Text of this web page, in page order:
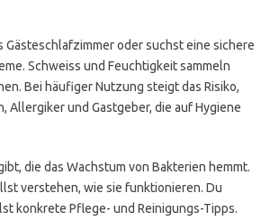
oder suchst eine sichere
Schweiss und Feuchtigkeit sammeln
Bei häufiger Nutzung steigt das Risiko,
Allergiker und Gastgeber, die auf Hygiene
die das Wachstum von Bakterien hemmt.
verstehen, wie sie funktionieren. Du
konkrete Pflege- und Reinigungs-Tipps.